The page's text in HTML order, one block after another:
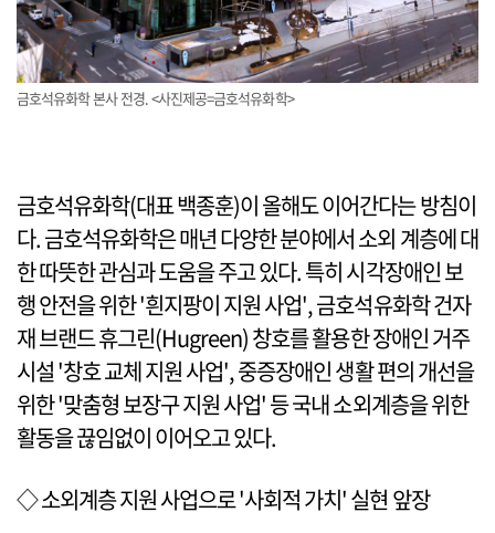
금호석유화학 본사 전경. <사진제공=금호석유화학>
금호석유화학(대표 백종훈)이 올해도 이어간다는 방침이
다. 금호석유화학은 매년 다양한 분야에서 소외 계층에 대
한 따뜻한 관심과 도움을 주고 있다. 특히 시각장애인 보
행 안전을 위한 '흰지팡이 지원 사업', 금호석유화학 건자
재 브랜드 휴그린(Hugreen) 창호를 활용한 장애인 거주
시설 '창호 교체 지원 사업', 중증장애인 생활 편의 개선을
위한 '맞춤형 보장구 지원 사업' 등 국내 소외계층을 위한
활동을 끊임없이 이어오고 있다.
◇ 소외계층 지원 사업으로 '사회적 가치' 실현 앞장